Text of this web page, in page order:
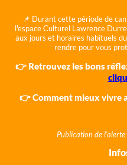
📌 Durant cette période de
l'espace Culturel Lawrence
aux jours et horaires habituels
rendre pour vous
👉 Retrouvez les bons
👉 Comment mieux vivre
Publication de